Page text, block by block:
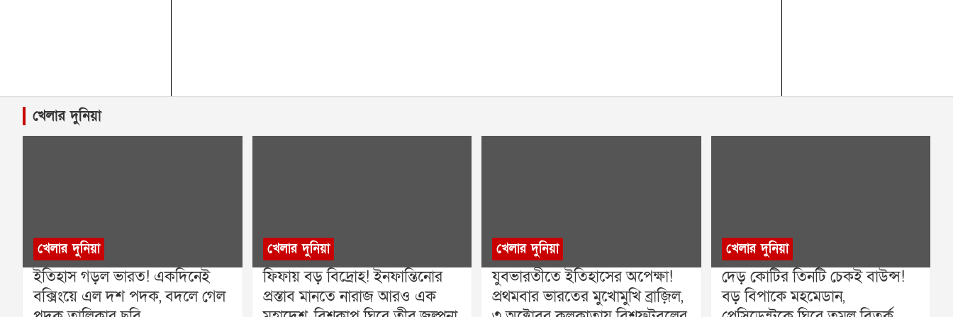
খেলার দুনিয়া
খেলার দুনিয়া
ইতিহাস গড়ল ভারত! একদিনেই
বক্সিংয়ে এল দশ পদক, বদলে গেল
খেলার দুনিয়া
ফিফায় বড় বিদ্রোহ! ইনফান্তিনোর
প্রস্তাব মানতে নারাজ আরও এক
খেলার দুনিয়া
যুবভারতীতে ইতিহাসের অপেক্ষা!
প্রথমবার ভারতের মুখোমুখি ব্রাজ়িল,
খেলার দুনিয়া
দেড় কোটির তিনটি চেকই বাউন্স!
বড় বিপাকে মহমেডান,